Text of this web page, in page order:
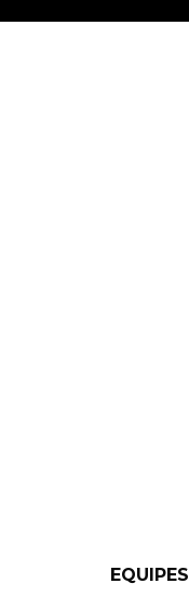
EQUIPES